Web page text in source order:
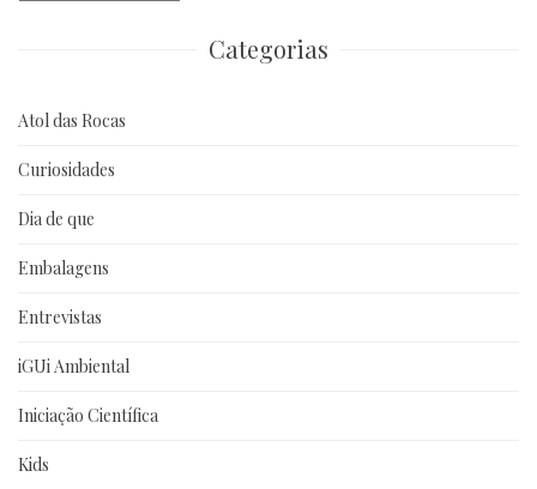
Categorias
Atol das Rocas
Curiosidades
Dia de que
Embalagens
Entrevistas
iGUi Ambiental
Iniciação Científica
Kids